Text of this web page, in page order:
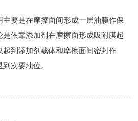
要是在摩擦面间形成一层油膜作保
依靠添加剂在摩擦面形成吸附膜起
到添加剂载体和摩擦面间密封作
次要地位。